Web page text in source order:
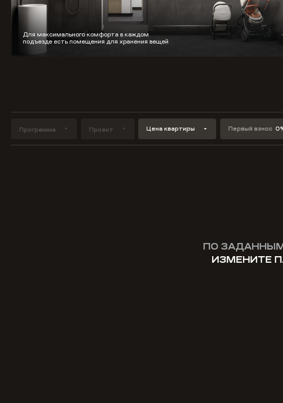
Для максимального комфорта в каждом
подъезде есть помещения для хранения вещей
Программа Проект Цена квартиры Первый взнос
ПО
ИЗМЕНИТЕ